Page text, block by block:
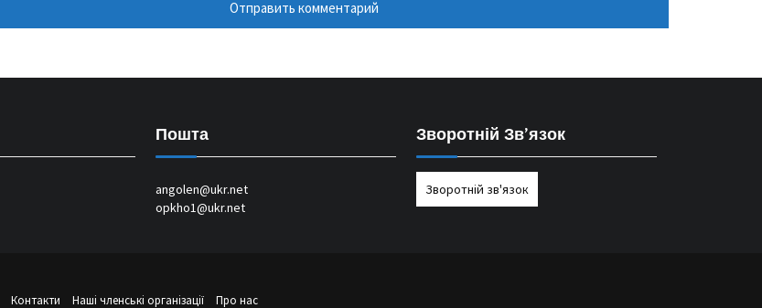
Пошта
angolen@ukr.net
opkho1@ukr.net
Зворотній Зв’язок
Зворотній зв'язок
Контакти Наші членські організації Про нас